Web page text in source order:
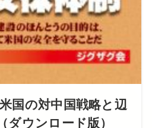
国の対中国戦略と辺
ダウンロード版）